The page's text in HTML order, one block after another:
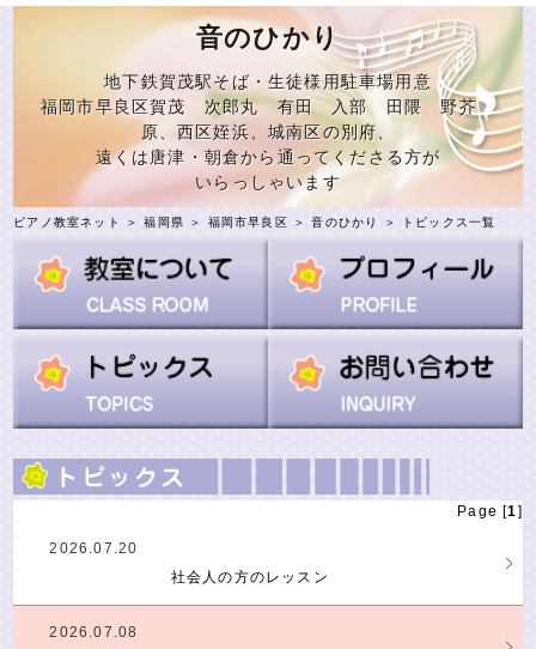
音のひかり
地下鉄賀茂駅そば・生徒様用駐車場用意
福岡市早良区賀茂 次郎丸 有田 入部 田隈 野芥
原、西区姪浜、城南区の別府、
遠くは唐津・朝倉から通ってくださる方が
いらっしゃいます
ピアノ教室ネット ＞福岡県 ＞ 福岡市早良区 ＞音のひかり ＞ トピックス一覧
Page [1 ]
2026.07.20
社会人の方のレッスン
2026.07.08